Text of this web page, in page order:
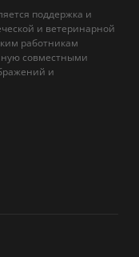
поддержка и
и ветеринарной
работникам
совместными
и